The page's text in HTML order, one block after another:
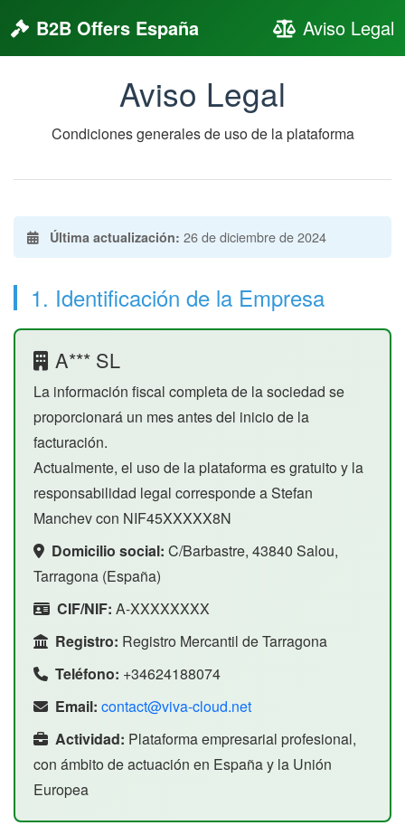
B2B Offers España Aviso Legal
Aviso Legal
Condiciones generales de uso de la plataforma
Última actualización: 26 de diciembre de 2024
1. Identificación de la Empresa
A*** SL
La información fiscal completa de la sociedad se
proporcionará un mes antes del inicio de la
facturación.
Actualmente, el uso de la plataforma es gratuito y la
responsabilidad legal corresponde a Stefan
Manchev con NIF45XXXXX8N
Domicilio social: C/Barbastre, 43840 Salou,
Tarragona (España)
CIF/NIF: A-XXXXXXXX
Registro: Registro Mercantil de Tarragona
Teléfono: +34624188074
Email: contact@viva-cloud.net
Actividad: Plataforma empresarial profesional,
con ámbito de actuación en España y la Unión
Europea